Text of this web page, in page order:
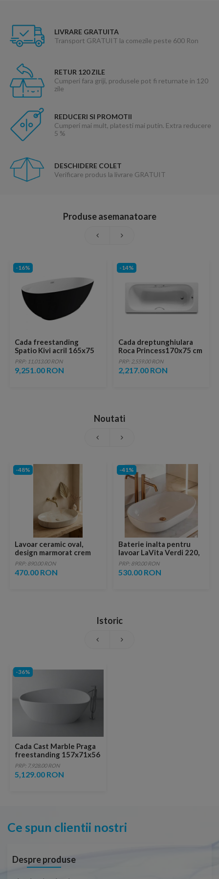
LIVRARE GRATUITA
Transport GRATUIT la comezile peste 600 Ron
RETUR 120 ZILE
Cumperi fara griji, produsele pot fi returnate in 120
zile
REDUCERI SI PROMOTII
Cumperi mai mult, platesti mai putin. Extra reducere
5 %
DESCHIDERE COLET
Verificare produs la livrare GRATUIT
Produse asemanatoare
-16%
Cada freestanding
Spatio Kivi acril 165x75
cm, negru mat
PRP: 11,013.00 RON
9,251.00 RON
-14%
Cada dreptunghiulara
Roca Princess170x75 cm
PRP: 2,559.00 RON
2,217.00 RON
Noutati
-48%
Lavoar ceramic oval,
design marmorat crem
lucios cu vene aurii,
ventil inclus
PRP: 890.00 RON
470.00 RON
-41%
Baterie inalta pentru
lavoar LaVita Verdi 220,
fara ventil, brushed
copper
PRP: 890.00 RON
530.00 RON
Istoric
-36%
Cada Cast Marble Praga
freestanding 157x71x56
cm
PRP: 7,928.00 RON
5,129.00 RON
Ce spun clientii nostri
Despre produse